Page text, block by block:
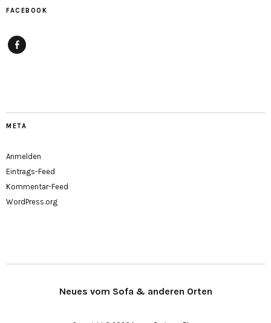
FACEBOOK
META
Anmelden
Eintrags-Feed
Kommentar-Feed
WordPress.org
Neues vom Sofa & anderen Orten